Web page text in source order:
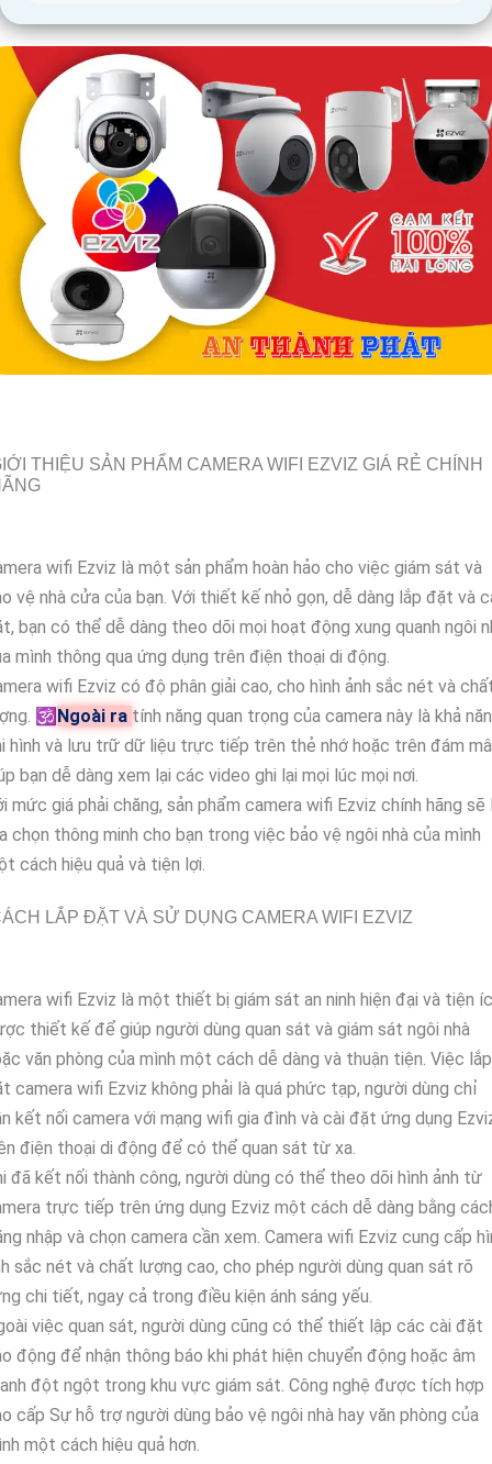
THIỆU SẢN PHẨM CAMERA WIFI EZVIZ GIÁ RẺ CHÍNH
wifi Ezviz là một sản phẩm hoàn hảo cho việc giám sát và
vệ nhà cửa của bạn. Với thiết kế nhỏ gọn, dễ dàng lắp đặt và
bạn có thể dễ dàng theo dõi mọi hoạt động xung quanh ngôi
mình thông qua ứng dụng trên điện thoại di động.
wifi Ezviz có độ phân giải cao, cho hình ảnh sắc nét và
🕉️ Ngoài ra tính năng quan trọng của camera này là khả
hình và lưu trữ dữ liệu trực tiếp trên thẻ nhớ hoặc trên đám
bạn dễ dàng xem lại các video ghi lại mọi lúc mọi nơi.
mức giá phải chăng, sản phẩm camera wifi Ezviz chính hãng sẽ
chọn thông minh cho bạn trong việc bảo vệ ngôi nhà của mình
cách hiệu quả và tiện lợi.
LẮP ĐẶT VÀ SỬ DỤNG CAMERA WIFI EZVIZ
wifi Ezviz là một thiết bị giám sát an ninh hiện đại và tiện
thiết kế để giúp người dùng quan sát và giám sát ngôi nhà
văn phòng của mình một cách dễ dàng và thuận tiện. Việc lắp
camera wifi Ezviz không phải là quá phức tạp, người dùng chỉ
kết nối camera với mạng wifi gia đình và cài đặt ứng dụng
điện thoại di động để có thể quan sát từ xa.
đã kết nối thành công, người dùng có thể theo dõi hình ảnh từ
trực tiếp trên ứng dụng Ezviz một cách dễ dàng bằng
nhập và chọn camera cần xem. Camera wifi Ezviz cung cấp
sắc nét và chất lượng cao, cho phép người dùng quan sát rõ
chi tiết, ngay cả trong điều kiện ánh sáng yếu.
việc quan sát, người dùng cũng có thể thiết lập các cài đặt
động để nhận thông báo khi phát hiện chuyển động hoặc âm
đột ngột trong khu vực giám sát. Công nghệ được tích hợp
cấp Sự hỗ trợ người dùng bảo vệ ngôi nhà hay văn phòng của
một cách hiệu quả hơn.